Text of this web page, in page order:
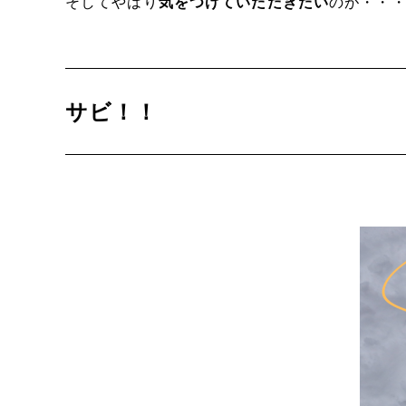
サビ！！